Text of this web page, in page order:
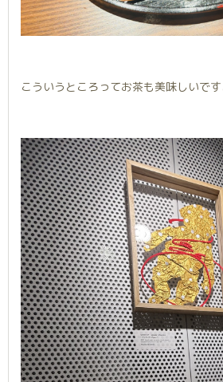
こういうところってお茶も美味しいで